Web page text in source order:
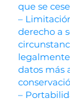
que se
–
derecho a
datos más
–